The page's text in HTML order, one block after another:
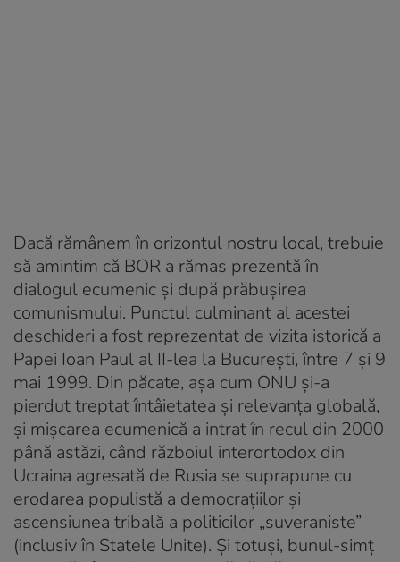
Dacă rămânem în orizontul nostru local, trebuie
să amintim că BOR a rămas prezentă în
dialogul ecumenic și după prăbușirea
comunismului. Punctul culminant al acestei
deschideri a fost reprezentat de vizita istorică a
Papei Ioan Paul al II-lea la București, între 7 și 9
mai 1999. Din păcate, așa cum ONU și-a
pierdut treptat întâietatea și relevanța globală,
și mișcarea ecumenică a intrat în recul din 2000
până astăzi, când războiul interortodox din
Ucraina agresată de Rusia se suprapune cu
erodarea populistă a democrațiilor și
ascensiunea tribală a politicilor „suveraniste”
(inclusiv în Statele Unite). Și totuși, bunul-simț